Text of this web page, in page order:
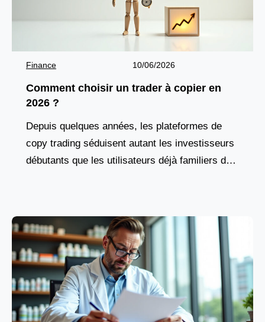
Finance 10/06/2026
Comment choisir un trader à copier en
2026 ?
Depuis quelques années, les plateformes de
copy trading séduisent autant les investisseurs
débutants que les utilisateurs déjà familiers des